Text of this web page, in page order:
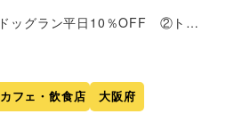
選べる特典①ドッグラン平日10％OFF ②トリミングコースご利用のお客様限定！選べるオプションメニューサービス
カフェ・飲食店 大阪府